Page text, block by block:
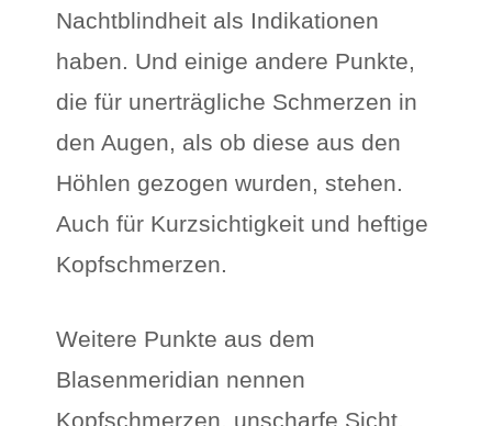
Nachtblindheit als Indikationen
haben. Und einige andere Punkte,
die für unerträgliche Schmerzen in
den Augen, als ob diese aus den
Höhlen gezogen wurden, stehen.
Auch für Kurzsichtigkeit und heftige
Kopfschmerzen.
Weitere Punkte aus dem
Blasenmeridian nennen
Kopfschmerzen, unscharfe Sicht,